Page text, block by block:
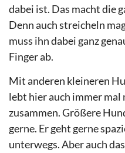
dabei ist. Das macht die
Denn auch streicheln
muss ihn dabei ganz
Finger ab.
Mit anderen kleineren
lebt hier auch immer mal
zusammen. Größere
gerne. Er geht gerne
unterwegs. Aber auch